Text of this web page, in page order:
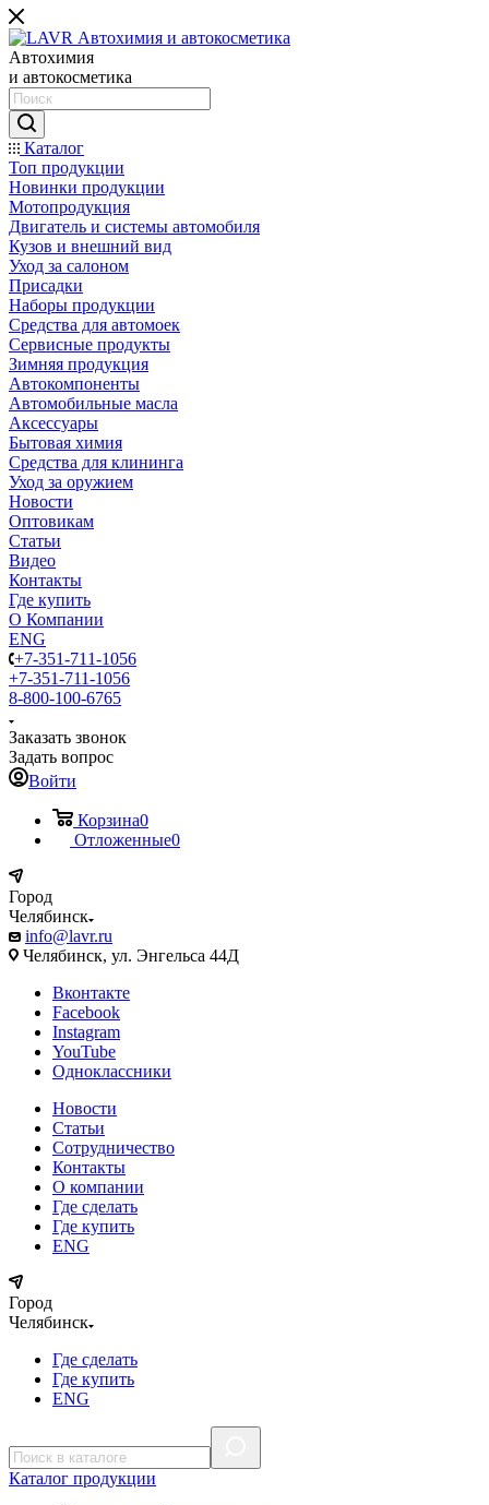
Автохимия
и автокосметика
Каталог
Топ продукции
Новинки продукции
Мотопродукция
Двигатель и системы автомобиля
Кузов и внешний вид
Уход за салоном
Присадки
Наборы продукции
Средства для автомоек
Сервисные продукты
Зимняя продукция
Автокомпоненты
Автомобильные масла
Аксессуары
Бытовая химия
Средства для клининга
Уход за оружием
Новости
Оптовикам
Статьи
Видео
Контакты
Где купить
О Компании
ENG
+7-351-711-1056
+7-351-711-1056
8-800-100-6765
Заказать звонок
Задать вопрос
Войти
Корзина0
Отложенные0
Город
Челябинск
info@lavr.ru
Челябинск, ул. Энгельса 44Д
Вконтакте
Facebook
Instagram
YouTube
Одноклассники
Новости
Статьи
Сотрудничество
Контакты
О компании
Где сделать
Где купить
ENG
Город
Челябинск
Где сделать
Где купить
ENG
Каталог продукции